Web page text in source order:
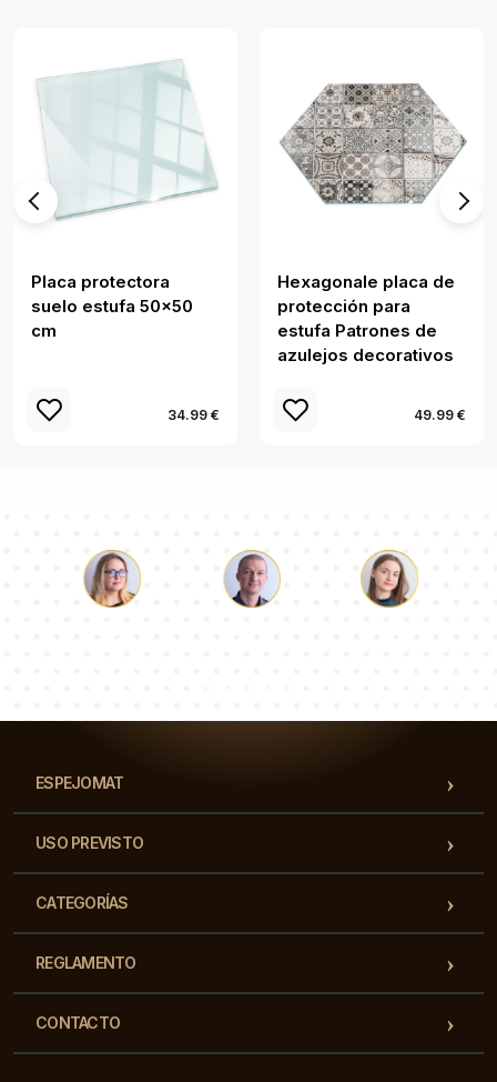
Placa protectora
suelo estufa 50x50
cm
34.99 €
Hexagonale placa de
protección para
estufa Patrones de
azulejos decorativos
49.99 €
ESPEJOMAT
USO PREVISTO
CATEGORÍAS
REGLAMENTO
CONTACTO